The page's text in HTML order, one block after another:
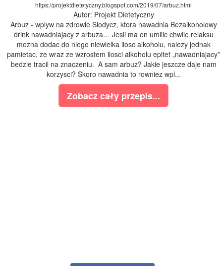
https://projektdietetyczny.blogspot.com/2019/07/arbuz.html
Autor: Projekt Dietetyczny
Arbuz - wplyw na zdrowie Slodycz, ktora nawadnia Bezalkoholowy
drink nawadniajacy z arbuza… Jesli ma on umilic chwile relaksu
mozna dodac do niego niewielka ilosc alkoholu, nalezy jednak
pamietac, ze wraz ze wzrostem ilosci alkoholu epitet „nawadniajacy”
bedzie tracil na znaczeniu. A sam arbuz? Jakie jeszcze daje nam
korzysci? Skoro nawadnia to rowniez wpl...
Zobacz cały przepis...